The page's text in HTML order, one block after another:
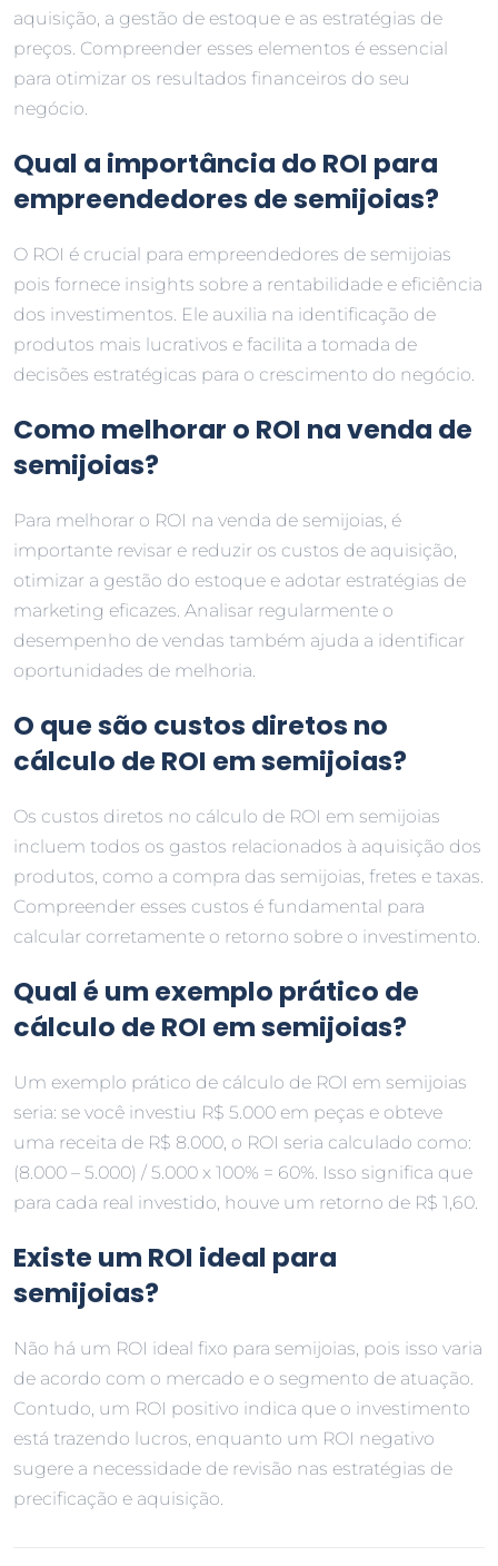
aquisição, a gestão de estoque e as estratégias de
preços. Compreender esses elementos é essencial
para otimizar os resultados financeiros do seu
negócio.
Qual a importância do ROI para
empreendedores de semijoias?
O ROI é crucial para empreendedores de semijoias
pois fornece insights sobre a rentabilidade e eficiência
dos investimentos. Ele auxilia na identificação de
produtos mais lucrativos e facilita a tomada de
decisões estratégicas para o crescimento do negócio.
Como melhorar o ROI na venda de
semijoias?
Para melhorar o ROI na venda de semijoias, é
importante revisar e reduzir os custos de aquisição,
otimizar a gestão do estoque e adotar estratégias de
marketing eficazes. Analisar regularmente o
desempenho de vendas também ajuda a identificar
oportunidades de melhoria.
O que são custos diretos no
cálculo de ROI em semijoias?
Os custos diretos no cálculo de ROI em semijoias
incluem todos os gastos relacionados à aquisição dos
produtos, como a compra das semijoias, fretes e taxas.
Compreender esses custos é fundamental para
calcular corretamente o retorno sobre o investimento.
Qual é um exemplo prático de
cálculo de ROI em semijoias?
Um exemplo prático de cálculo de ROI em semijoias
seria: se você investiu R$ 5.000 em peças e obteve
uma receita de R$ 8.000, o ROI seria calculado como:
(8.000 – 5.000) / 5.000 x 100% = 60%. Isso significa que
para cada real investido, houve um retorno de R$ 1,60.
Existe um ROI ideal para
semijoias?
Não há um ROI ideal fixo para semijoias, pois isso varia
de acordo com o mercado e o segmento de atuação.
Contudo, um ROI positivo indica que o investimento
está trazendo lucros, enquanto um ROI negativo
sugere a necessidade de revisão nas estratégias de
precificação e aquisição.